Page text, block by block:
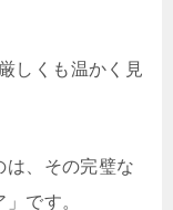
しくも温かく見
は、その完璧な
です。